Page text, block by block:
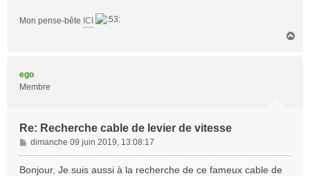
Mon pense-bête ICI
ego
Membre
Re: Recherche cable de levier de vitesse
M
e
dimanche 09 juin 2019, 13:08:17
Bonjour, Je suis aussi à la recherche de ce fameux cable de